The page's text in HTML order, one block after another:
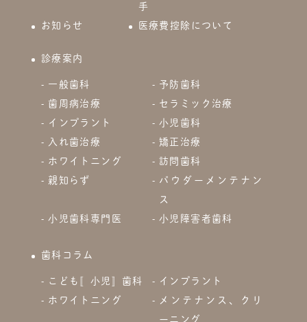
手
お知らせ
医療費控除について
診療案内
一般歯科
予防歯科
歯周病治療
セラミック治療
インプラント
小児歯科
入れ歯治療
矯正治療
ホワイトニング
訪問歯科
親知らず
パウダーメンテナン
ス
小児歯科専門医
小児障害者歯科
歯科コラム
こども〚小児〛歯科
インプラント
ホワイトニング
メンテナンス、クリ
ーニング